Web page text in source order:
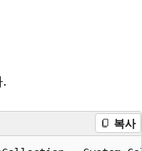
복사